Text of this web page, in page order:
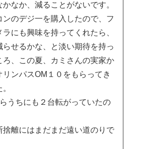
かなか、減ることがないです。
ンのデジ一を購入したので、フ
ラにも興味を持ってくれたら、
らせるかな、と淡い期待を持っ
ろ、この夏、カミさんの実家か
リンパスOM１０をもらってき
うちにも２台転がっていたの
捨離にはまだまだ遠い道のりで